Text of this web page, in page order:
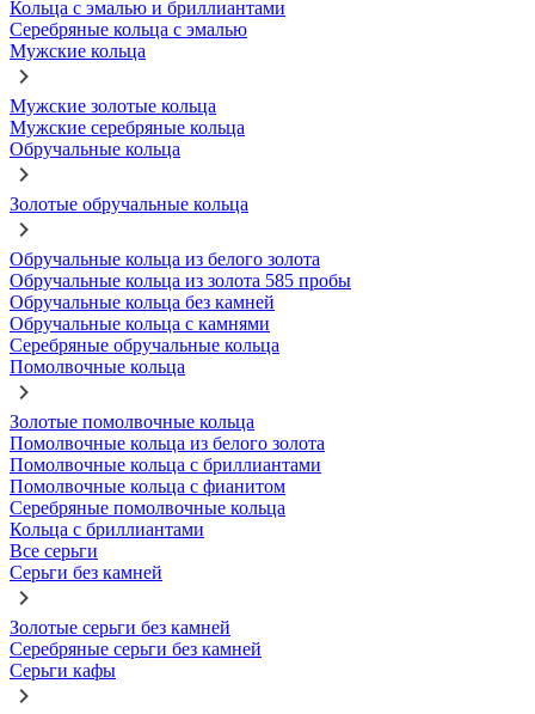
Кольца с эмалью и бриллиантами
Серебряные кольца с эмалью
Мужские кольца
Мужские золотые кольца
Мужские серебряные кольца
Обручальные кольца
Золотые обручальные кольца
Обручальные кольца из белого золота
Обручальные кольца из золота 585 пробы
Обручальные кольца без камней
Обручальные кольца с камнями
Серебряные обручальные кольца
Помолвочные кольца
Золотые помолвочные кольца
Помолвочные кольца из белого золота
Помолвочные кольца с бриллиантами
Помолвочные кольца с фианитом
Серебряные помолвочные кольца
Кольца с бриллиантами
Все серьги
Серьги без камней
Золотые серьги без камней
Серебряные серьги без камней
Серьги кафы